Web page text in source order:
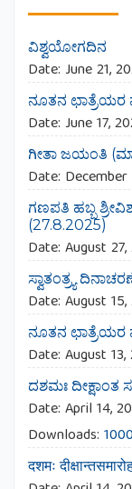
ವಿಶ್ವಯೋಗದಿನ
Date: June 21,
ನೂತನ ಛಾತ್ರೆಯರ
Date: June 17,
ಗೀತಾ ಜಯಂತಿ
Date: December
ಗಣಪತಿ ಹಬ್ಬ
(27.8.2025)
Date: August
ಸ್ವಾತಂತ್ರ್ಯ
Date: August
ನೂತನ ಛಾತ್ರೆಯರ
Date: August
ದಶಮಃ
Date: April 14,
Downloads:
दशमः